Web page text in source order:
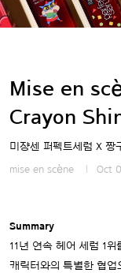
Mise en
Crayon
미쟝센 퍼펙트세럼 X 짱
mise en scène Oct
Summary
11년 연속 헤어 세럼 1
캐릭터와의 특별한 협업